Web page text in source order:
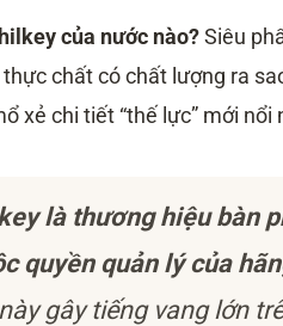
của nước nào?Siêu
chất có chất lượng ra
xẻ chi tiết “thế lực” mới nổi
là thương hiệu bàn
quyền quản lý của
gây tiếng vang lớn